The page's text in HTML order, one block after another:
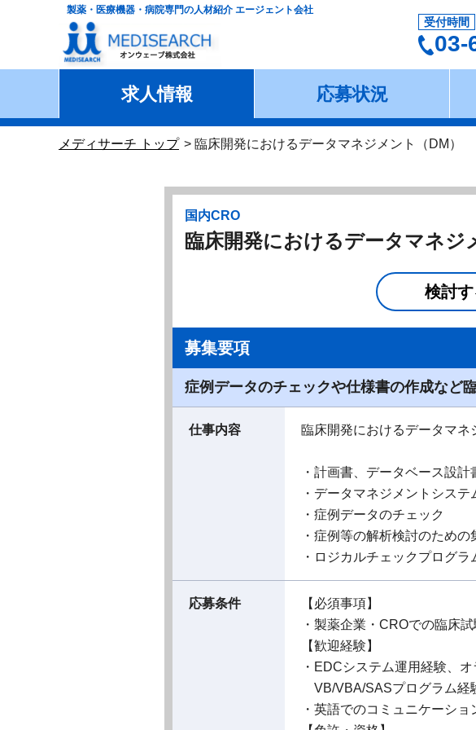
製薬・医療機器・病院専門の人材紹介 エージェント会社
受付時間
03-
求人情報 応募状況
メディサーチ トップ 臨床開発におけるデータマネジメント（DM）
国内CRO
臨床開発におけるデータマネジ
検討
募集要項
症例データのチェックや仕様書の作成など
仕事内容 臨床開発におけるデータマネ
・計画書、データベース設
・データマネジメントシステ
・症例データのチェック
・症例等の解析検討のため
・ロジカルチェックプログ
応募条件
【必須事項】
・製薬企業・CROでの臨床
【歓迎経験】
・EDCシステム運用経験、
VB/VBA/SASプログラム経
・英語でのコミュニケーショ